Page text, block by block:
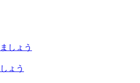
ょう